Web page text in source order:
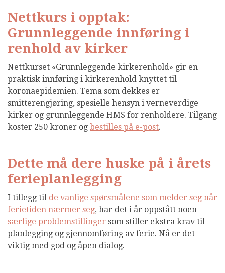
Nettkurs i opptak:
Grunnleggende innføring i
renhold av kirker
Nettkurset «Grunnleggende kirkerenhold» gir en
praktisk innføring i kirkerenhold knyttet til
koronaepidemien. Tema som dekkes er
smitterengjøring, spesielle hensyn i verneverdige
kirker og grunnleggende HMS for renholdere. Tilgang
koster 250 kroner og bestilles på e-post.
Dette må dere huske på i årets
ferieplanlegging
I tillegg til de vanlige spørsmålene som melder seg når
ferietiden nærmer seg, har det i år oppstått noen
særlige problemstillinger som stiller ekstra krav til
planlegging og gjennomføring av ferie. Nå er det
viktig med god og åpen dialog.